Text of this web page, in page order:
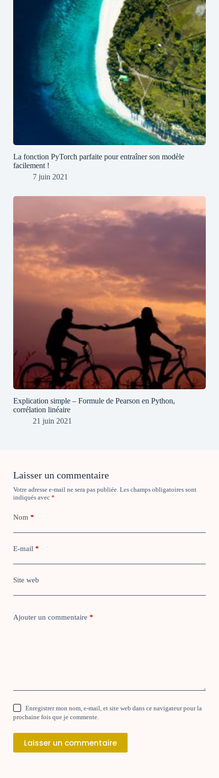
La fonction PyTorch parfaite pour entraîner son modèle
facilement !
7 juin 2021
Explication simple – Formule de Pearson en Python,
corrélation linéaire
21 juin 2021
Laisser un commentaire
Votre adresse e-mail ne sera pas publiée. Les champs obligatoires sont
indiqués avec *
Nom *
E-mail *
Site web
Ajouter un commentaire *
Enregistrer mon nom, e-mail, et site web dans ce navigateur pour la
prochaine fois que je commente.
Laisser un commentaire